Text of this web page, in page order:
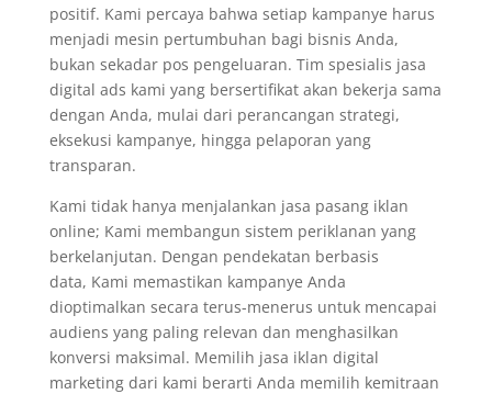
positif. Kami percaya bahwa setiap kampanye harus
menjadi mesin pertumbuhan bagi bisnis Anda,
bukan sekadar pos pengeluaran. Tim spesialis jasa
digital ads kami yang bersertifikat akan bekerja sama
dengan Anda, mulai dari perancangan strategi,
eksekusi kampanye, hingga pelaporan yang
transparan.
Kami tidak hanya menjalankan jasa pasang iklan
online; Kami membangun sistem periklanan yang
berkelanjutan. Dengan pendekatan berbasis
data, Kami memastikan kampanye Anda
dioptimalkan secara terus-menerus untuk mencapai
audiens yang paling relevan dan menghasilkan
konversi maksimal. Memilih jasa iklan digital
marketing dari kami berarti Anda memilih kemitraan